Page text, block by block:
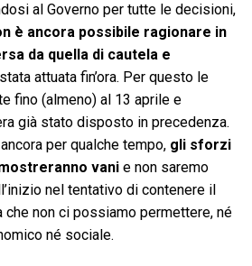
al Governo per tutte le decisioni,
è ancora possibile ragionare in
da quella di cautela e
attuata fin’ora. Per questo le
fino (almeno) al 13 aprile e
già stato disposto in precedenza.
per qualche tempo, gli sforzi
vani e non saremo
nel tentativo di contenere il
non ci possiamo permettere, né
né sociale.